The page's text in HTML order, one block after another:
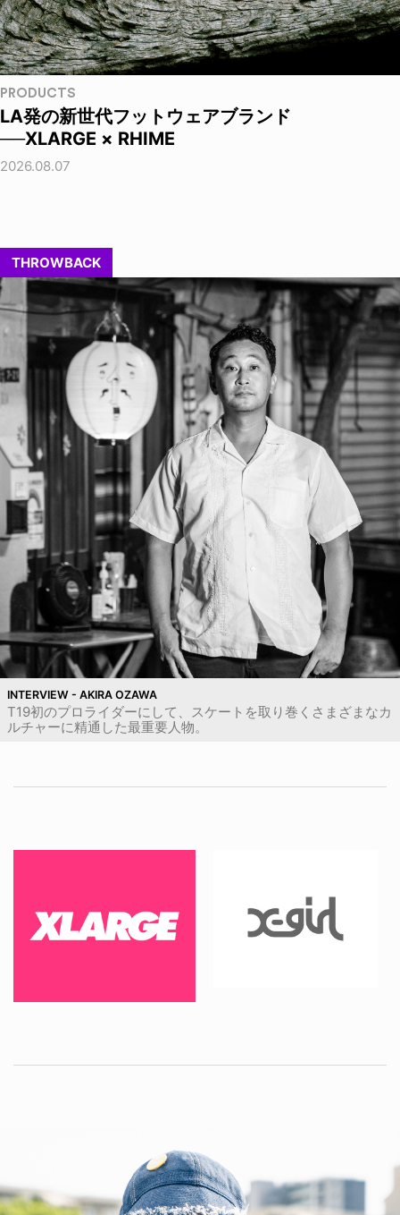
PRODUCTS
LA発の新世代フットウェアブランド
──XLARGE × RHIME
2026.08.07
THROWBACK
INTERVIEW - AKIRA OZAWA
T19初のプロライダーにして、スケートを取り巻くさまざまなカ
ルチャーに精通した最重要人物。